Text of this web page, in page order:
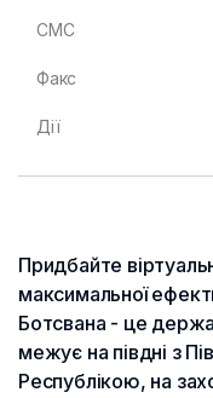
СМС
Факс
Дії
Придбайте
максимальної
Ботсвана - це
межує на півдні з
Республікою, на